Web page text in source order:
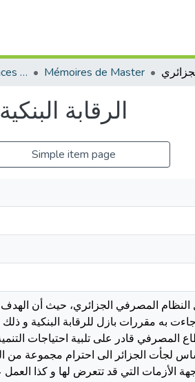
Département des finances et de comptabilité Mémoires de Master
الرقابة
Simple item page
النظام المصرفي الجزائري، حيث أن
به مقررات بازل للرقابة البنكية و ذلك
قادر على تلبية احتياجات التنمية
لجأت الجزائر الى احترام مجموعة من
الأزمات التي قد تتعرض لها و كذا